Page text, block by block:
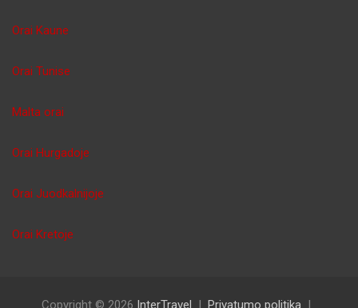
Orai Kaune
Orai Tunise
Malta orai
Orai Hurgadoje
Orai Juodkalnijoje
Orai Kretoje
Copyright © 2026 InterTravel Privatumo politika